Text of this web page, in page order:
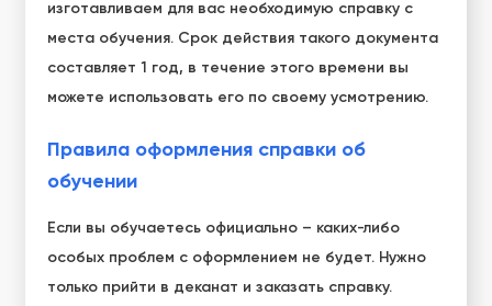
изготавливаем для вас необходимую справку с
места обучения.Срок действия такого документа
составляет 1 год, в течение этого времени вы
можете использовать его по своему усмотрению.
Правила оформления справки об
обучении
Если вы обучаетесь официально – каких-либо
особых проблем с оформлением не будет. Нужно
только прийти в деканат и заказать справку.